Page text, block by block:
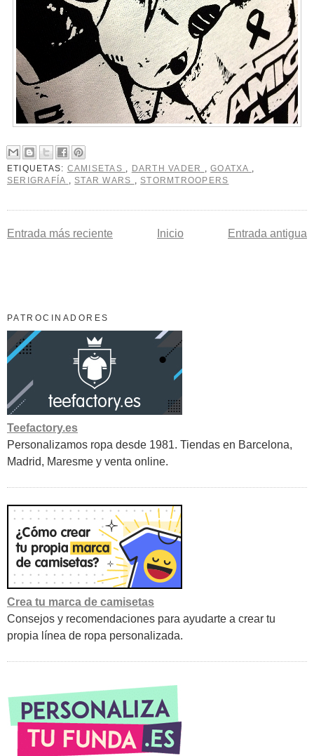
ETIQUETAS: CAMISETAS DARTH VADER ,GOATXA
SERIGRAFÍA
,STAR WARS ,STORMTROOPERS
Entrada más reciente Entrada antigua
Inicio
PATROCINADORES
Teefactory.es
Personalizamos ropa desde 1981. Tiendas en Barcelona,
Madrid, Maresme y venta online.
Crea tu marca de camisetas
Consejos y recomendaciones para ayudarte a crear tu
propia línea de ropa personalizada.